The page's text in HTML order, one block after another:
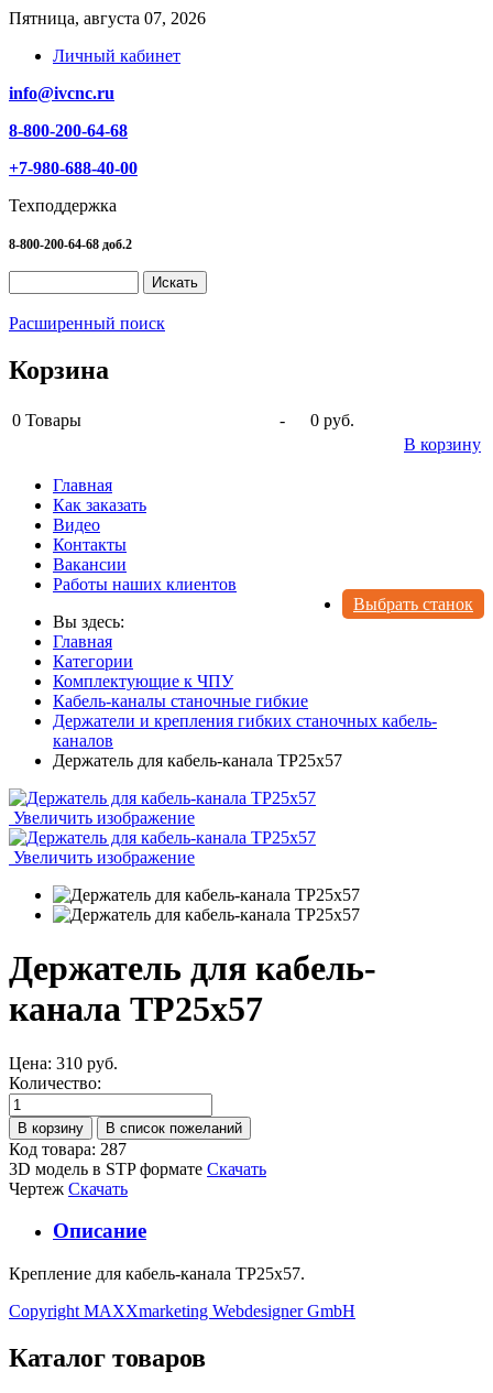
Пятница, августа 07, 2026
Личный кабинет
info@ivcnc.ru
8-800-200-64-68
+7-980-688-40-00
Техподдержка
8-800-200-64-68 доб.2
Расширенный поиск
Корзина
0 Товары -
0 руб.
В корзину
Главная
Как заказать
Видео
Контакты
Вакансии
Работы наших клиентов
Выбрать станок
Вы здесь:
Главная
Категории
Комплектующие к ЧПУ
Кабель-каналы станочные гибкие
Держатели и крепления гибких станочных кабель-
каналов
Держатель для кабель-канала TP25x57
Увеличить изображение
Увеличить изображение
Держатель для кабель-
канала TP25x57
Цена: 310 руб.
Количество:
Код товара: 287
3D модель в STP формате Скачать
Чертеж Скачать
Описание
Крепление для кабель-канала TP25x57.
Copyright MAXXmarketing Webdesigner GmbH
Каталог товаров